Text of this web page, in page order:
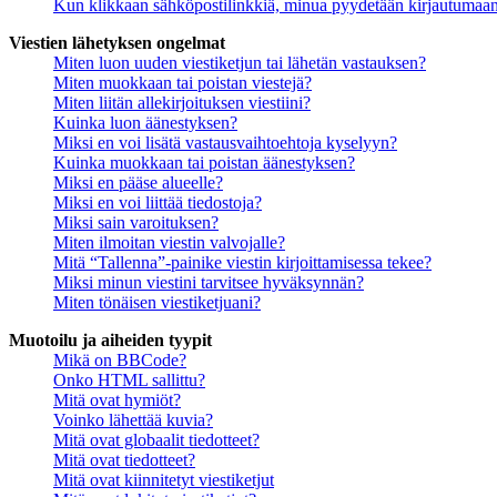
Kun klikkaan sähköpostilinkkiä, minua pyydetään
Viestien lähetyksen ongelmat
Miten luon uuden viestiketjun tai lähetän vastauksen?
Miten muokkaan tai poistan viestejä?
Miten liitän allekirjoituksen viestiini?
Kuinka luon äänestyksen?
Miksi en voi lisätä vastausvaihtoehtoja kyselyyn?
Kuinka muokkaan tai poistan äänestyksen?
Miksi en pääse alueelle?
Miksi en voi liittää tiedostoja?
Miksi sain varoituksen?
Miten ilmoitan viestin valvojalle?
Mitä “Tallenna”-painike viestin kirjoittamisessa tekee?
Miksi minun viestini tarvitsee hyväksynnän?
Miten tönäisen viestiketjuani?
Muotoilu ja aiheiden tyypit
Mikä on BBCode?
Onko HTML sallittu?
Mitä ovat hymiöt?
Voinko lähettää kuvia?
Mitä ovat globaalit tiedotteet?
Mitä ovat tiedotteet?
Mitä ovat kiinnitetyt viestiketjut